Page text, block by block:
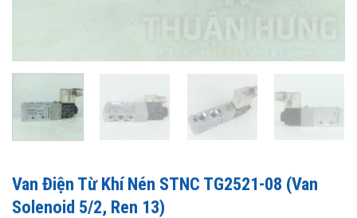
Van Điện Từ Khí Nén STNC TG2521-08 (Van
Solenoid 5/2, Ren 13)